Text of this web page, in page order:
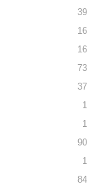
39
16
16
73
37
1
1
90
1
84